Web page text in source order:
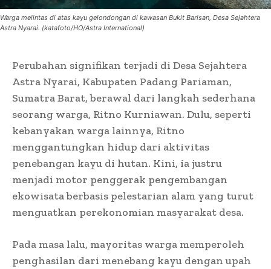
Warga melintas di atas kayu gelondongan di kawasan Bukit Barisan, Desa Sejahtera
Astra Nyarai. (katafoto/HO/Astra International)
Perubahan signifikan terjadi di Desa Sejahtera
Astra Nyarai, Kabupaten Padang Pariaman,
Sumatra Barat, berawal dari langkah sederhana
seorang warga, Ritno Kurniawan. Dulu, seperti
kebanyakan warga lainnya, Ritno
menggantungkan hidup dari aktivitas
penebangan kayu di hutan. Kini, ia justru
menjadi motor penggerak pengembangan
ekowisata berbasis pelestarian alam yang turut
menguatkan perekonomian masyarakat desa.
Pada masa lalu, mayoritas warga memperoleh
penghasilan dari menebang kayu dengan upah